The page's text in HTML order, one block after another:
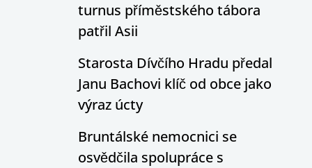
turnus příměstského tábora
patřil Asii
Starosta Dívčího Hradu předal
Janu Bachovi klíč od obce jako
výraz úcty
Bruntálské nemocnici se
osvědčila spolupráce s